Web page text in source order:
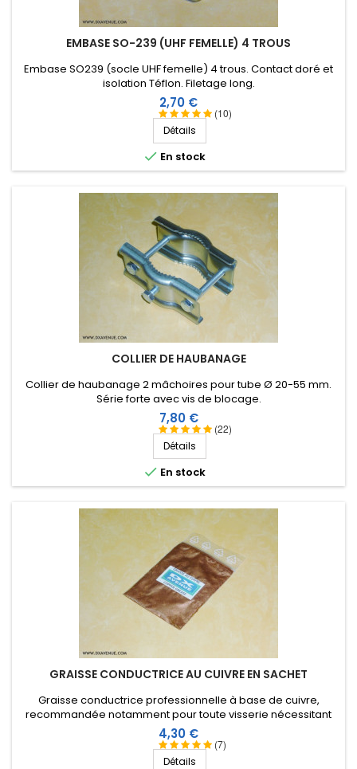
EMBASE SO-239 (UHF FEMELLE) 4 TROUS
(10)
Embase SO239 (socle UHF femelle) 4 trous. Contact doré et
isolation Téflon. Filetage long.
Prix
2,70 €
Détails
 En stock
COLLIER DE HAUBANAGE
(22)
Collier de haubanage 2 mâchoires pour tube Ø 20-55 mm.
Série forte avec vis de blocage.
Prix
7,80 €
Détails
 En stock
GRAISSE CONDUCTRICE AU CUIVRE EN SACHET
(7)
Graisse conductrice professionnelle à base de cuivre,
recommandée notamment pour toute visserie nécessitant
un contact électrique franc et durable. Evite l'oxydation,
l'humidité, et permet un démontage facile après plusieurs
années. Sachet économique de 10 ml.
Prix
4,30 €
Détails